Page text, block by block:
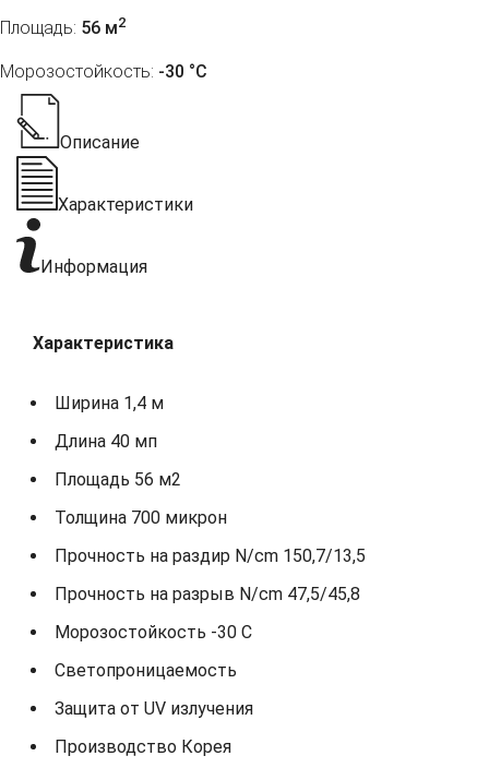
Площадь: 56 м2
Морозостойкость: -30 °С
Описание
Характеристики
Информация
Характеристика
Ширина 1,4 м
Длина 40 мп
Площадь 56 м2
Толщина 700 микрон
Прочность на раздир N/cm 150,7/13,5
Прочность на разрыв N/cm 47,5/45,8
Морозостойкость -30 С
Светопроницаемость
Защита от UV излучения
Производство Корея